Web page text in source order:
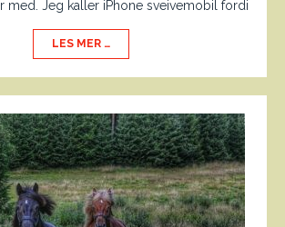
med. Jeg kaller iPhone sveivemobil fordi
LES MER …